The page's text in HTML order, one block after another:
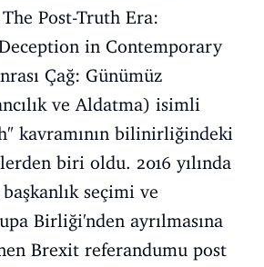
The Post-Truth Era:
in Contemporary
Çağ: Günümüz
ve Aldatma) isimli
kavramının bilinirliğindeki
biri oldu. 2016 yılında
seçimi ve
Birliği'nden ayrılmasına
Brexit referandumu post